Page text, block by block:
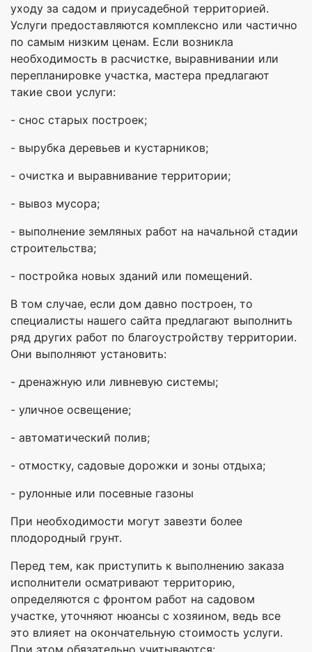
уходу за садом и приусадебной территорией.
Услуги предоставляются комплексно или частично
по самым низким ценам. Если возникла
необходимость в расчистке, выравнивании или
перепланировке участка, мастера предлагают
такие свои услуги:
- снос старых построек;
- вырубка деревьев и кустарников;
- очистка и выравнивание территории;
- вывоз мусора;
- выполнение земляных работ на начальной стадии
строительства;
- постройка новых зданий или помещений.
В том случае, если дом давно построен, то
специалисты нашего сайта предлагают выполнить
ряд других работ по благоустройству территории.
Они выполняют установить:
- дренажную или ливневую системы;
- уличное освещение;
- автоматический полив;
- отмостку, садовые дорожки и зоны отдыха;
- рулонные или посевные газоны
При необходимости могут завезти более
плодородный грунт.
Перед тем, как приступить к выполнению заказа
исполнители осматривают территорию,
определяются с фронтом работ на садовом
участке, уточняют нюансы с хозяином, ведь все
это влияет на окончательную стоимость услуги.